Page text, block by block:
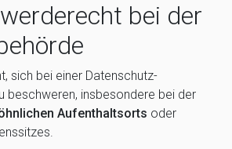
bei der
sich bei einer Datenschutz-
beschweren, insbesondere bei der
Aufenthaltsorts oder